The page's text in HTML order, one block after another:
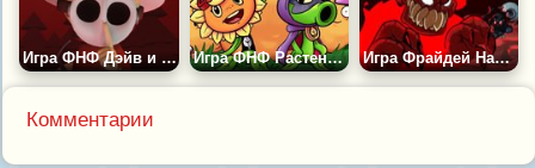
Игра ФНФ Дэйв и Бамби: Мёртвый Лес 3Д Игра ФНФ Растения Против Зомби 2 Игра Фрайдей Найт Фанкин: Трикки 2
Комментарии